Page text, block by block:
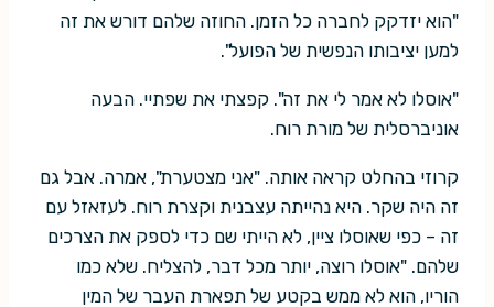
"הוא יזדקק לחברה כל הזמן. החוזה שלהם דורש את זה
למען יציבותו הנפשית של הפועל".
"אוסלו לא אמר לי את זה". קפצתי את שפתיי. הבעה
אוניברסלית של מורת רוח.
קרוזי בהחלט קראה אותה. "אני מצטערת", אמרה. אבל גם
זה היה שקר. היא נהייתה עצבנית וקצרת רוח. לעזאזל עם
זה – כפי שאוסלו ציין, לא הייתי שם כדי לספק את הצרכים
שלהם. "אוסלו רוצה, יותר מכל דבר, להצליח. שלא כמו
הוריו, הוא לא ממש בקטע של תפארת העבר של המין